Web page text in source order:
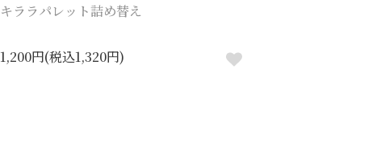
キララパレット詰め替え
1,200円(税込1,320円)